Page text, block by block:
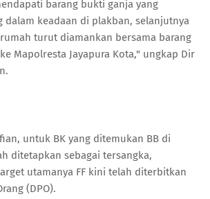
barang bukti ganja yang
dalam keadaan di plakban, selanjutnya
turut diamankan bersama barang
Mapolresta Jayapura Kota," ungkap Dir
untuk BK yang ditemukan BB di
ditetapkan sebagai tersangka,
utamanya FF kini telah diterbitkan
(DPO).